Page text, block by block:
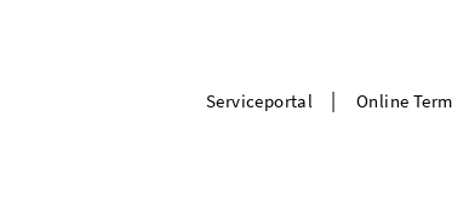
Serviceportal | Online